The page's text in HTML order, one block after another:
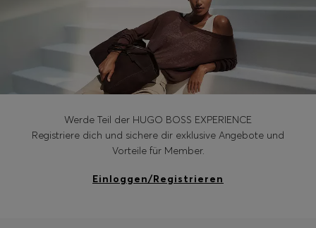
Werde Teil der HUGO BOSS EXPERIENCE
Registriere dich und sichere dir exklusive Angebote und
Vorteile für Member.
Einloggen/Registrieren